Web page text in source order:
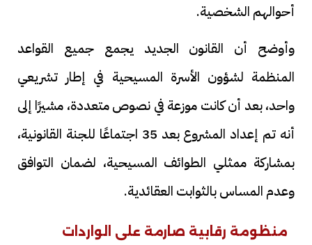
أحوالهم الشخصية.
وأوضح أن القانون الجديد يجمع جميع القواعد
المنظمة لشؤون الأسرة المسيحية في إطار تشريعي
واحد، بعد أن كانت موزعة في نصوص متعددة، مشيرًا إلى
أنه تم إعداد المشروع بعد 35 اجتماعًا للجنة القانونية،
بمشاركة ممثلي الطوائف المسيحية، لضمان التوافق
وعدم المساس بالثوابت العقائدية.
منظومة رقابية صارمة على الواردات